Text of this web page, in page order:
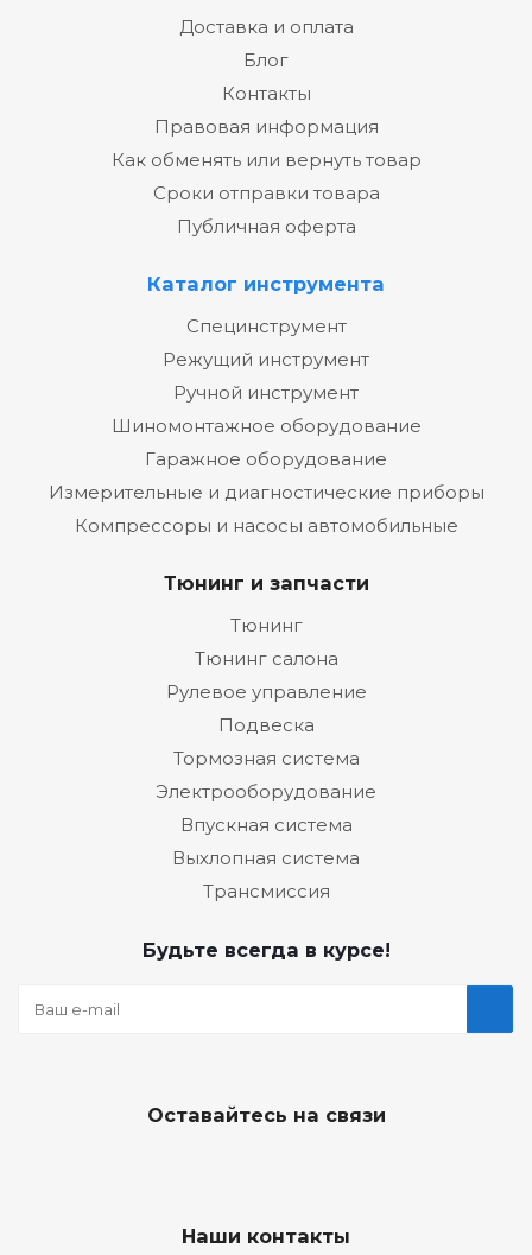
Доставка и оплата
Блог
Контакты
Правовая информация
Как обменять или вернуть товар
Сроки отправки товара
Публичная оферта
Каталог инструмента
Специнструмент
Режущий инструмент
Ручной инструмент
Шиномонтажное оборудование
Гаражное оборудование
Измерительные и диагностические приборы
Компрессоры и насосы автомобильные
Тюнинг и запчасти
Тюнинг
Тюнинг салона
Рулевое управление
Подвеска
Тормозная система
Электрооборудование
Впускная система
Выхлопная система
Трансмиссия
Будьте всегда в курсе!
Оставайтесь на связи
Наши контакты